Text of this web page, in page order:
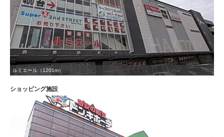
ルミエール（1201m）
ショッピング施設